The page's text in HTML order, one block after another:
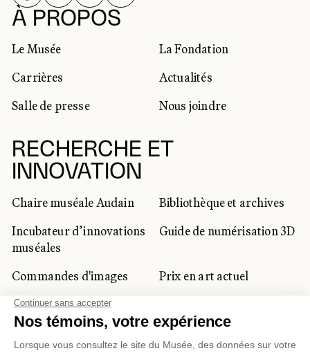
À PROPOS
Le Musée
La Fondation
Carrières
Actualités
Salle de presse
Nous joindre
RECHERCHE ET
INNOVATION
Chaire muséale Audain
Bibliothèque et archives
Incubateur d’innovations
muséales
Guide de numérisation 3D
Commandes d'images
Prix en art actuel
Prix Lynne-Cohen
CLIENTÈLE CORPORATIVE
RÉSEAUX SOCIAUX